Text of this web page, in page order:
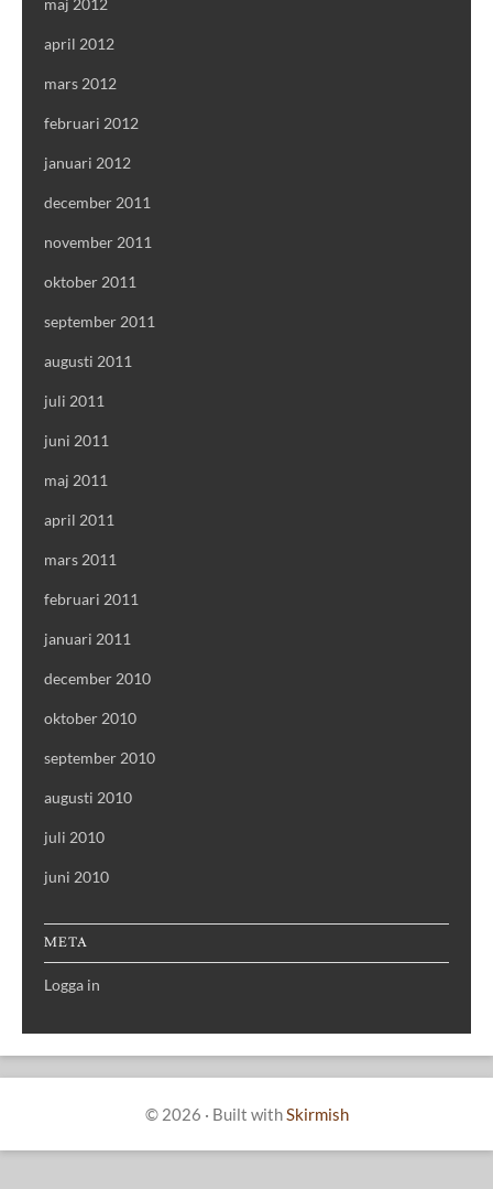
maj 2012
april 2012
mars 2012
februari 2012
januari 2012
december 2011
november 2011
oktober 2011
september 2011
augusti 2011
juli 2011
juni 2011
maj 2011
april 2011
mars 2011
februari 2011
januari 2011
december 2010
oktober 2010
september 2010
augusti 2010
juli 2010
juni 2010
META
Logga in
© 2026 · Built withSkirmish